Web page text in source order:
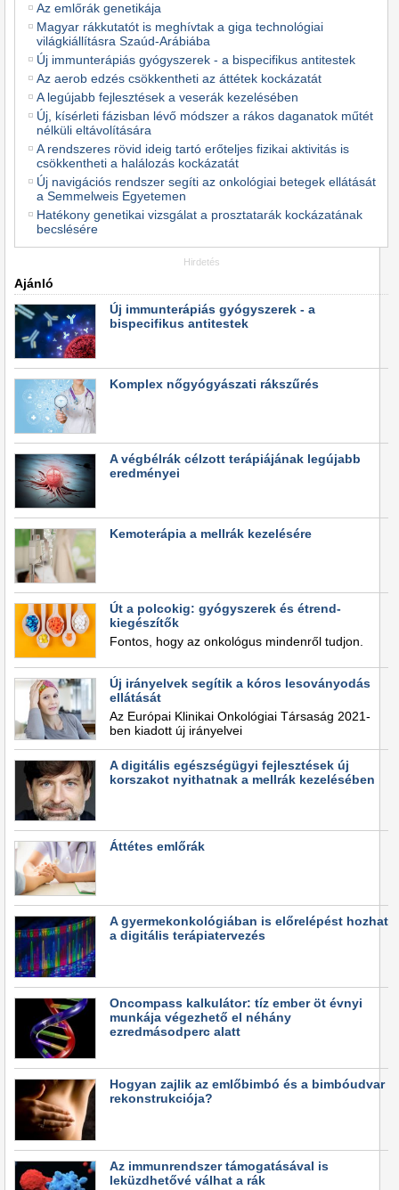
Az emlőrák genetikája
Magyar rákkutatót is meghívtak a giga technológiai
világkiállításra Szaúd-Arábiába
Új immunterápiás gyógyszerek - a bispecifikus antitestek
Az aerob edzés csökkentheti az áttétek kockázatát
A legújabb fejlesztések a veserák kezelésében
Új, kísérleti fázisban lévő módszer a rákos daganatok műtét
nélküli eltávolítására
A rendszeres rövid ideig tartó erőteljes fizikai aktivitás is
csökkentheti a halálozás kockázatát
Új navigációs rendszer segíti az onkológiai betegek ellátását
a Semmelweis Egyetemen
Hatékony genetikai vizsgálat a prosztatarák kockázatának
becslésére
Hirdetés
Ajánló
Új immunterápiás gyógyszerek - a
bispecifikus antitestek
Komplex nőgyógyászati rákszűrés
A végbélrák célzott terápiájának legújabb
eredményei
Kemoterápia a mellrák kezelésére
Út a polcokig: gyógyszerek és étrend-
kiegészítők
Fontos, hogy az onkológus mindenről tudjon.
Új irányelvek segítik a kóros lesoványodás
ellátását
Az Európai Klinikai Onkológiai Társaság 2021-
ben kiadott új irányelvei
A digitális egészségügyi fejlesztések új
korszakot nyithatnak a mellrák kezelésében
Áttétes emlőrák
A gyermekonkológiában is előrelépést hozhat
a digitális terápiatervezés
Oncompass kalkulátor: tíz ember öt évnyi
munkája végezhető el néhány
ezredmásodperc alatt
Hogyan zajlik az emlőbimbó és a bimbóudvar
rekonstrukciója?
Az immunrendszer támogatásával is
leküzdhetővé válhat a rák